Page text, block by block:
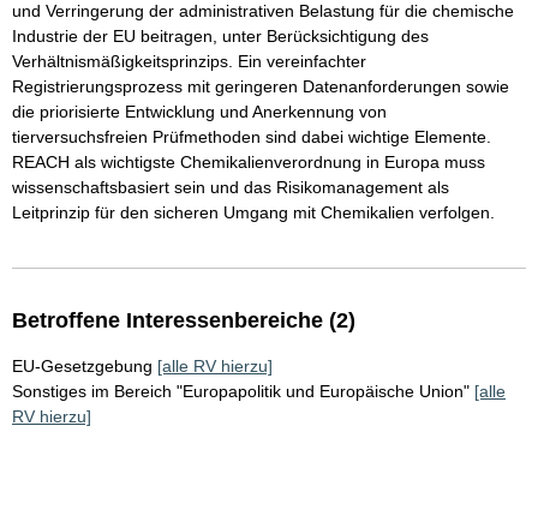
und Verringerung der administrativen Belastung für die chemische
Industrie der EU beitragen, unter Berücksichtigung des
Verhältnismäßigkeitsprinzips. Ein vereinfachter
Registrierungsprozess mit geringeren Datenanforderungen sowie
die priorisierte Entwicklung und Anerkennung von
tierversuchsfreien Prüfmethoden sind dabei wichtige Elemente.
REACH als wichtigste Chemikalienverordnung in Europa muss
wissenschaftsbasiert sein und das Risikomanagement als
Leitprinzip für den sicheren Umgang mit Chemikalien verfolgen.
Betroffene Interessenbereiche (2)
EU-Gesetzgebung [alle RV hierzu]
Sonstiges im Bereich "Europapolitik und Europäische Union" [alle
RV hierzu]